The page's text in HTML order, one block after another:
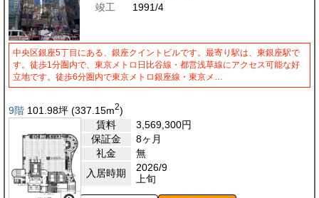
竣工
1991/4
中央区銀座5丁目にある、銀座クイントビルです。最寄り駅は、東銀座駅で
す。徒歩1分圏内で、東京メトロ日比谷線・都営浅草線にアクセス可能な好
立地です。徒歩6分圏内で東京メトロ銀座線・東京メ…
9階 101.98坪 (337.15m2)
賃料
3,569,300円
保証金
8ヶ月
礼金
無
入居時期
2026/9
上旬